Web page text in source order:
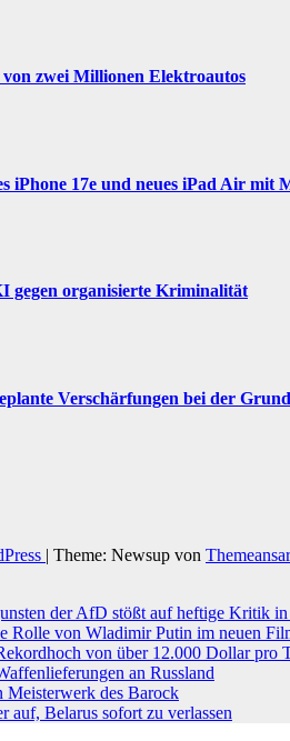
zwei Millionen Elektroautos
iPhone 17e und neues iPad Air mit
gegen organisierte Kriminalität
Verschärfungen bei der
| Theme: Newsup von Themeansar
der AfD stößt auf heftige Kritik in
Rolle von Wladimir Putin im neuen
von über 12.000 Dollar pro
an Russland
Meisterwerk des Barock
auf, Belarus sofort zu verlassen